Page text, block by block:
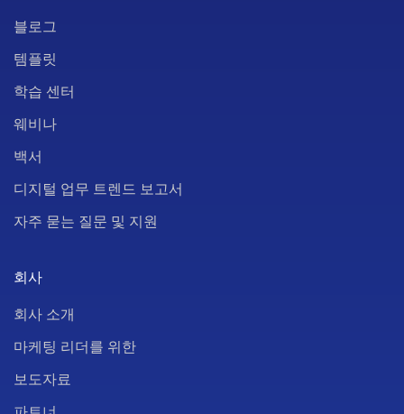
블로그
템플릿
학습 센터
웨비나
백서
디지털 업무 트렌드 보고서
자주 묻는 질문 및 지원
회사
회사 소개
마케팅 리더를 위한
보도자료